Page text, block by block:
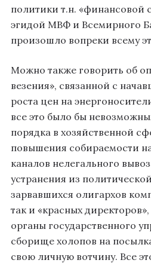
политики т.н. «финансовой
эгидой МВФ и Всемирного
произошло вопреки всему
Можно также говорить об
везения», связанной с
роста цен на
все это было бы
порядка в хозяйственной
повышения собираемости
каналов нелегального
устранения из
зарвавшихся олигархов
так и «красных
органы государственного
сборище холопов на
свою личную вотчину. Все